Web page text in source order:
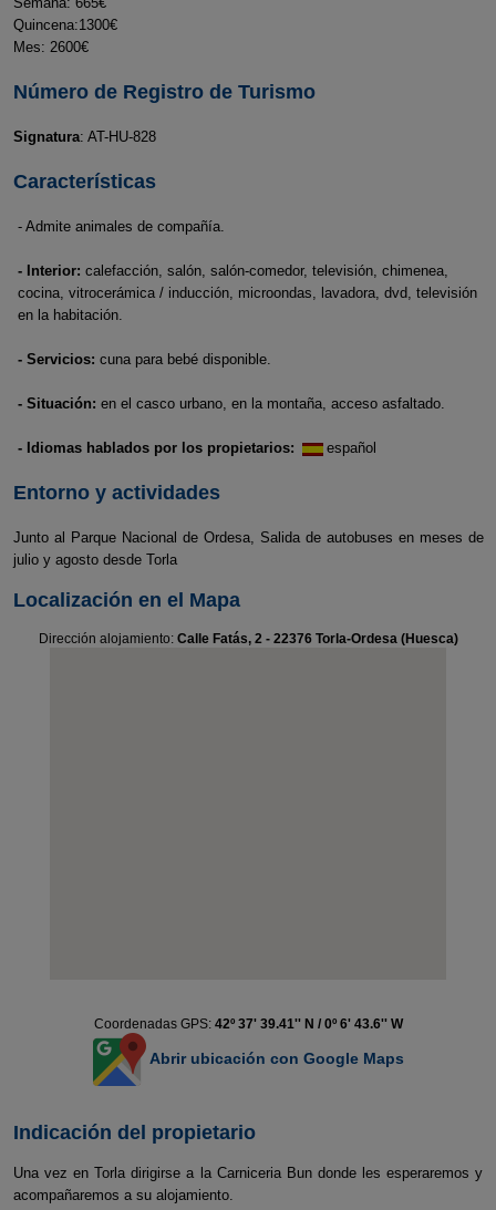
Quincena:1300€
Mes: 2600€
Número de Registro de Turismo
Signatura: AT-HU-828
Características
- Admite animales de compañía.
- Interior: calefacción, salón, salón-comedor, televisión, chimenea,
cocina, vitrocerámica / inducción, microondas, lavadora, dvd, televisión
en la habitación.
- Servicios: cuna para bebé disponible.
- Situación: en el casco urbano, en la montaña, acceso asfaltado.
- Idiomas hablados por los propietarios: español
Entorno y actividades
Junto al Parque Nacional de Ordesa, Salida de autobuses en meses de
julio y agosto desde Torla
Localización en el Mapa
Dirección alojamiento: Calle Fatás, 2 - 22376 Torla-Ordesa (Huesca)
Coordenadas GPS: 42º 37' 39.41'' N / 0º 6' 43.6'' W
Abrir ubicación con Google Maps
Indicación del propietario
Una vez en Torla dirigirse a la Carniceria Bun donde les esperaremos y
acompañaremos a su alojamiento.